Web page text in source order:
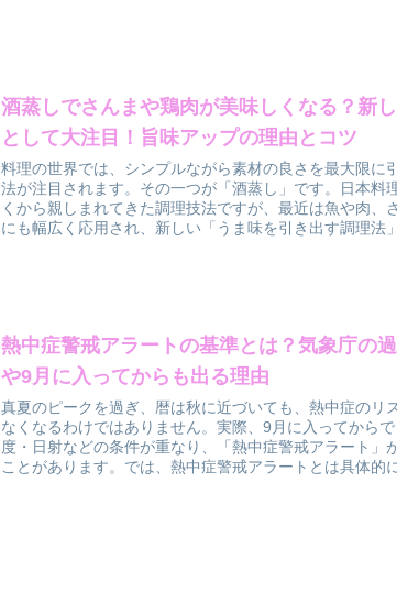
酒蒸しでさんまや鶏肉が美味しくなる？新
として大注目！旨味アップの理由とコツ
料理の世界では、シンプルながら素材の良さを最大限に
法が注目されます。その一つが「酒蒸し」です。日本料
くから親しまれてきた調理技法ですが、最近は魚や肉、
にも幅広く応用され、新しい「うま味を引き出す調理法
熱中症警戒アラートの基準とは？気象庁の
や9月に入ってからも出る理由
真夏のピークを過ぎ、暦は秋に近づいても、熱中症のリ
なくなるわけではありません。実際、9月に入ってから
度・日射などの条件が重なり、「熱中症警戒アラート」
ことがあります。では、熱中症警戒アラートとは具体的